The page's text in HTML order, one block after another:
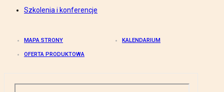
Szkolenia i konferencje
MAPA STRONY KALENDARIUM
OFERTA PRODUKTOWA